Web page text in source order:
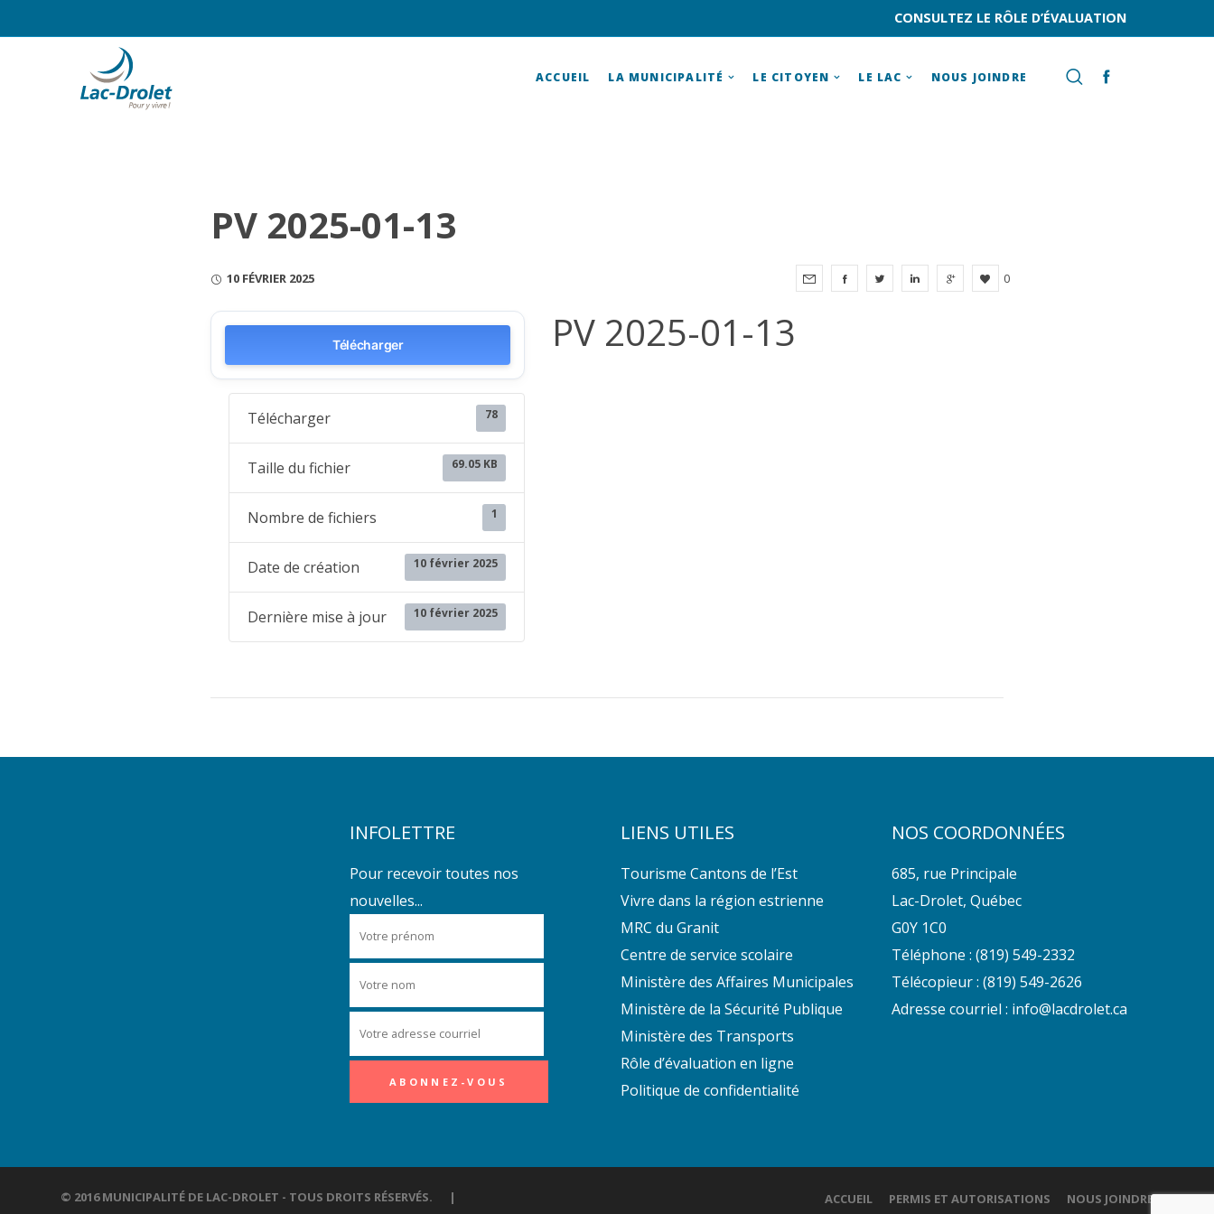
CONSULTEZ LE RÔLE D’ÉVALUATION
ACCUEIL LA MUNICIPALITÉ LE CITOYEN LE LAC NOUS JOINDRE
PV 2025-01-13
10 FÉVRIER 2025 0
Télécharger
Télécharger 78
Taille du fichier 69.05 KB
Nombre de fichiers 1
Date de création 10 février 2025
Dernière mise à jour 10 février 2025
PV 2025-01-13
INFOLETTRE
Pour recevoir toutes nos
nouvelles...
LIENS UTILES
Tourisme Cantons de l’Est
Vivre dans la région estrienne
MRC du Granit
Centre de service scolaire
Ministère des Affaires Municipales
Ministère de la Sécurité Publique
Ministère des Transports
Rôle d’évaluation en ligne
Politique de confidentialité
NOS COORDONNÉES
685, rue Principale
Lac-Drolet, Québec
G0Y 1C0
Téléphone : (819) 549-2332
Télécopieur : (819) 549-2626
Adresse courriel : info@lacdrolet.ca
© 2016 MUNICIPALITÉ DE LAC-DROLET - TOUS DROITS RÉSERVÉS. |
ACCUEIL PERMIS ET AUTORISATIONS NOUS JOINDRE